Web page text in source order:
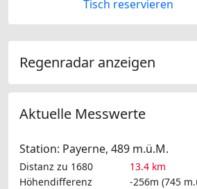
Tisch reservieren
Regenradar anzeigen
Aktuelle Messwerte
Station: Payerne, 489 m.ü.M.
Distanz zu 1680
13.4 km
Höhendifferenz
-256m (745